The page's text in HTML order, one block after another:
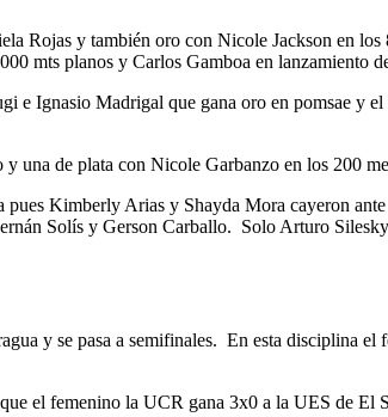
Rojas y también oro con Nicole Jackson en
mts planos y Carlos Gamboa en lanzamiento
e Ignasio Madrigal que gana oro en pomsae y
una de plata con Nicole Garbanzo en los 200
Kimberly Arias y Shayda Mora cayeron
Solís y Gerson Carballo. Solo Arturo
y se pasa a semifinales. En esta disciplina
el femenino la UCR gana 3x0 a la UES de El